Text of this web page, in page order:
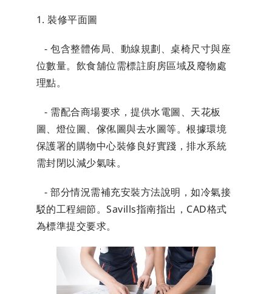
1. 裝修平面圖
- 包含整體佈局、動線規劃、桌椅尺寸與座
位數量。飲食舖位需標註廚房區域及廢物處
理點。
- 需配合商場要求，提供水電圖、天花板
圖、燈位圖、傢俬圖與去水圖等。根據環境
保護署的購物中心裝修良好實踐，排水系統
需封閉以減少氣味。
- 部分情況需補充安裝方法說明，如冷氣接
駁的工程細節。Savills指南指出，CAD格式
為標準提交要求。